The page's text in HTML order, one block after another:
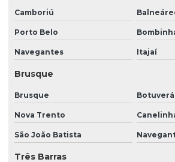
Portaria 24 horas preço
Portaria 24 horas terceirizada
Preço de portaria 24 horas
Preço de portaria remota
Prestação de serviço de recepção
Prestação de serviços de limpeza
Prestação de serviços de limpeza e
Prestação de serviços de portaria
Camboriú
Porto Belo
Navegantes Itajaí
Brusque
Brusque Botuverá
Nova Trento
São João Batista
Três Barras